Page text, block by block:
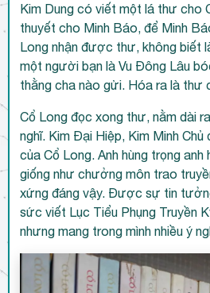
Kim Dung có viết một lá thư cho
thuyết cho Minh Báo, để Minh
Long nhận được thư, không biết
một người bạn là Vu Đông Lâu
thằng cha nào gửi. Hóa ra là thư
Cổ Long đọc xong thư, nằm dài
nghĩ. Kim Đại Hiệp, Kim Minh
của Cổ Long. Anh hùng trọng anh
giống như chưởng môn trao
xứng đáng vậy. Được sự tin
sức viết Lục Tiểu Phụng Truyền
nhưng mang trong mình nhiều ý